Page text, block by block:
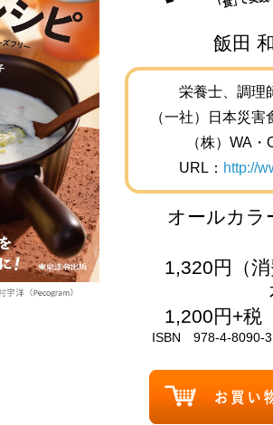
飯田
栄養士、調理
（一社）日本災
（株）WA
URL： http://
オールカラ
1,320円（
1,200円+税
ISBN 978-4-8090-